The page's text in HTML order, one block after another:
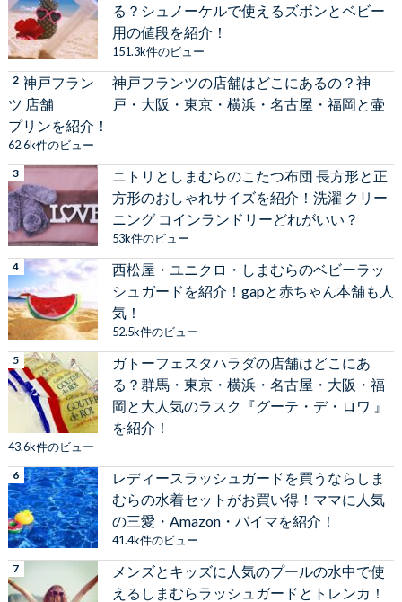
る？シュノーケルで使えるズボンとベビー
用の値段を紹介！
151.3k件のビュー
神戸フランツの店舗はどこにあるの？神
戸・大阪・東京・横浜・名古屋・福岡と壷
プリンを紹介！
62.6k件のビュー
ニトリとしまむらのこたつ布団 長方形と正
方形のおしゃれサイズを紹介！洗濯 クリー
ニング コインランドリーどれがいい？
53k件のビュー
西松屋・ユニクロ・しまむらのベビーラッ
シュガードを紹介！gapと赤ちゃん本舗も人
気！
52.5k件のビュー
ガトーフェスタハラダの店舗はどこにあ
る？群馬・東京・横浜・名古屋・大阪・福
岡と大人気のラスク『グーテ・デ・ロワ 』
を紹介！
43.6k件のビュー
レディースラッシュガードを買うならしま
むらの水着セットがお買い得！ママに人気
の三愛・Amazon・バイマを紹介！
41.4k件のビュー
メンズとキッズに人気のプールの水中で使
えるしまむらラッシュガードとトレンカ！